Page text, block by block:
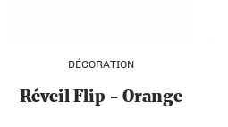
DÉCORATION
Réveil Flip - Orange